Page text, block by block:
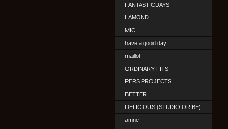
FANTASTICDAYS
LAMOND
MIC.
have a good day
maillot
ORDINARY FITS
PERS PROJECTS
BETTER
DELICIOUS (STUDIO ORIBE)
amne